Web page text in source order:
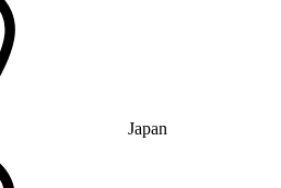
Japan